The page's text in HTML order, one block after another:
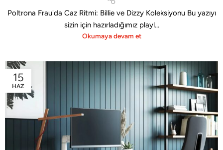
Poltrona Frau'da Caz Ritmi: Billie ve Dizzy Koleksiyonu Bu yazıyı
sizin için hazırladığımız playl...
Okumaya devam et
15
HAZ